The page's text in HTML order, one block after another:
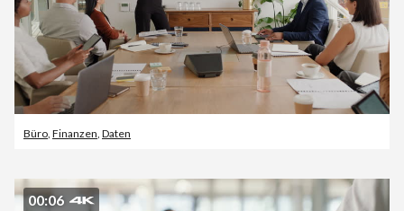
Büro, Finanzen, Daten
00:06